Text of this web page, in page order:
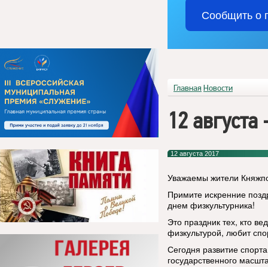
Сообщить о
Главная Новости
12
12 августа 2017
Уважаемы жители
Примите искренние
днем физкультурника!
Это праздник тех, кто
физкультурой, любит
Сегодня развитие
государственного